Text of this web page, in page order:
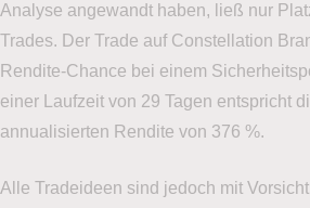
sind.
Ich bin bereits LYNX Kunde
Als Kunde von LYNX können Sie
erstellen.
Analyse angewandt haben, ließ nur
Trades. Der Trade auf Constellation
Rendite-Chance bei einem
einer Laufzeit von 29 Tagen entspricht
annualisierten Rendite von 376 %.
Alle Tradeideen sind jedoch mit